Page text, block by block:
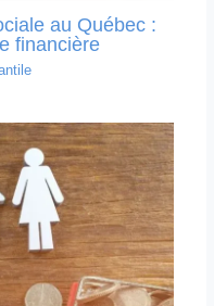
au Québec :
financière